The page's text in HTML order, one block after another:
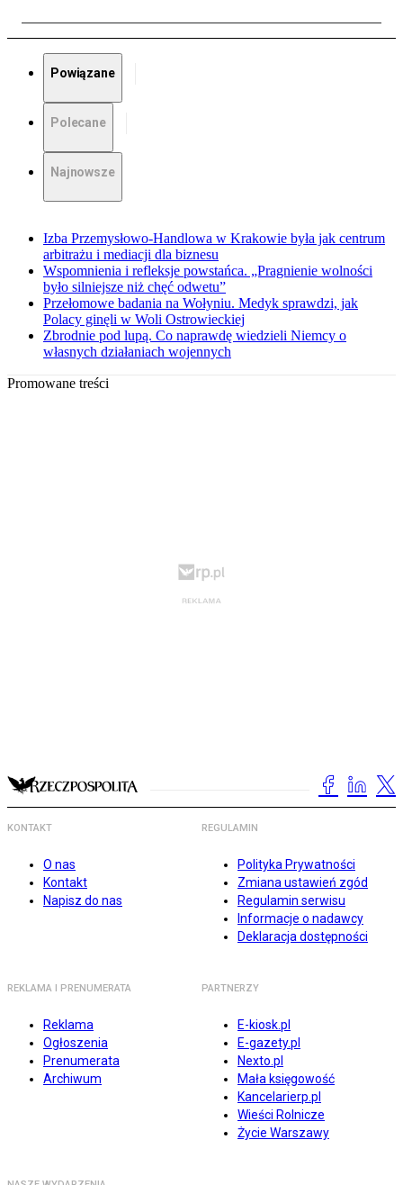
Powiązane
Polecane
Najnowsze
Izba Przemysłowo-Handlowa w Krakowie była jak centrum
arbitrażu i mediacji dla biznesu
Wspomnienia i refleksje powstańca. „Pragnienie wolności
było silniejsze niż chęć odwetu”
Przełomowe badania na Wołyniu. Medyk sprawdzi, jak
Polacy ginęli w Woli Ostrowieckiej
Zbrodnie pod lupą. Co naprawdę wiedzieli Niemcy o
własnych działaniach wojennych
Promowane treści
KONTAKT
O nas
Kontakt
Napisz do nas
REGULAMIN
Polityka Prywatności
Zmiana ustawień zgód
Regulamin serwisu
Informacje o nadawcy
Deklaracja dostępności
REKLAMA I PRENUMERATA
Reklama
Ogłoszenia
Prenumerata
Archiwum
PARTNERZY
E-kiosk.pl
E-gazety.pl
Nexto.pl
Mała księgowość
Kancelarierp.pl
Wieści Rolnicze
Życie Warszawy